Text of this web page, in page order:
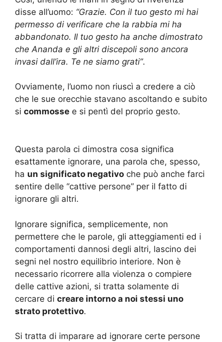
disse all’uomo: “Grazie. Con il tuo gesto mi hai
permesso di verificare che la rabbia mi ha
abbandonato. Il tuo gesto ha anche dimostrato
che Ananda e gli altri discepoli sono ancora
invasi dall’ira. Te ne siamo grati”.
Ovviamente, l’uomo non riuscì a credere a ciò
che le sue orecchie stavano ascoltando e subito
si commosse e si pentì del proprio gesto.
Questa parola ci dimostra cosa significa
esattamente ignorare, una parola che, spesso,
ha un significato negativo che può anche farci
sentire delle “cattive persone” per il fatto di
ignorare gli altri.
Ignorare significa, semplicemente, non
permettere che le parole, gli atteggiamenti ed i
comportamenti dannosi degli altri, lascino dei
segni nel nostro equilibrio interiore. Non è
necessario ricorrere alla violenza o compiere
delle cattive azioni, si tratta solamente di
cercare di creare intorno a noi stessi uno
strato protettivo.
Si tratta di imparare ad ignorare certe persone